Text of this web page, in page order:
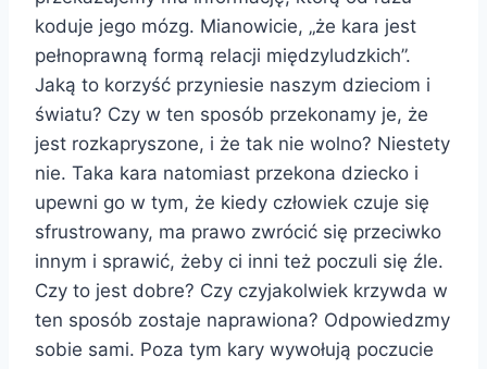
koduje jego mózg. Mianowicie, „że kara jest
pełnoprawną formą relacji międzyludzkich”.
Jaką to korzyść przyniesie naszym dzieciom i
światu? Czy w ten sposób przekonamy je, że
jest rozkapryszone, i że tak nie wolno? Niestety
nie. Taka kara natomiast przekona dziecko i
upewni go w tym, że kiedy człowiek czuje się
sfrustrowany, ma prawo zwrócić się przeciwko
innym i sprawić, żeby ci inni też poczuli się źle.
Czy to jest dobre? Czy czyjakolwiek krzywda w
ten sposób zostaje naprawiona? Odpowiedzmy
sobie sami. Poza tym kary wywołują poczucie